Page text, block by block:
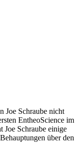
Schraube nicht
EntheoScience im
Joe Schraube einige
über den